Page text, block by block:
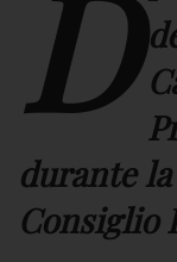
D
durante
Consiglio